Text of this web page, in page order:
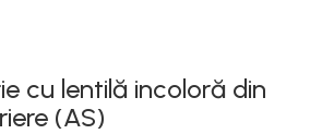
cu lentilă incoloră din
(AS)